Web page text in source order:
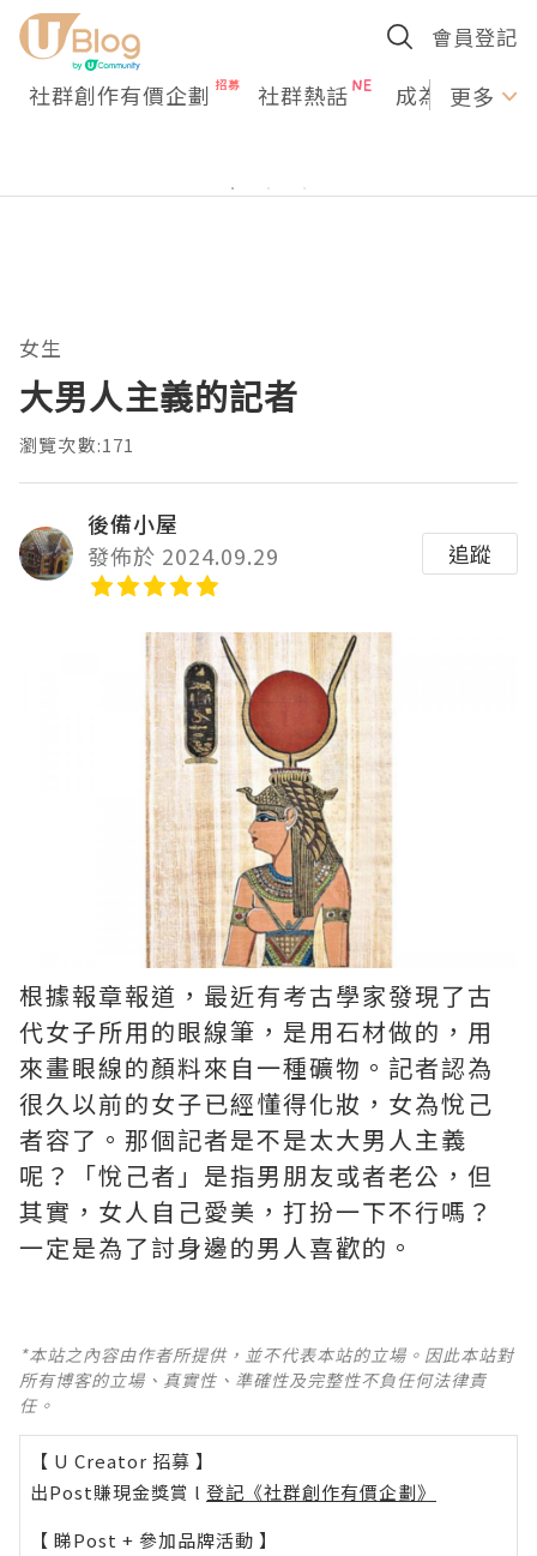
會員登記
社群創作有價企劃 社群熱話 成為U更多
女生
大男人主義的記者
瀏覽次數:171
後備小屋
發佈於 2024.09.29
追蹤
根據報章報道，最近有考古學家發現了古
代女子所用的眼線筆，是用石材做的，用
來畫眼線的顏料來自一種礦物。記者認為
很久以前的女子已經懂得化妝，女為悅己
者容了。那個記者是不是太大男人主義
呢？「悅己者」是指男朋友或者老公，但
其實，女人自己愛美，打扮一下不行嗎？
一定是為了討身邊的男人喜歡的。
*本站之內容由作者所提供，並不代表本站的立場。因此本站對
所有博客的立場、真實性、準確性及完整性不負任何法律責
任。
【 U Creator 招募 】
出Post賺現金獎賞 l 登記《社群創作有價企劃》
【 睇Post + 參加品牌活動 】